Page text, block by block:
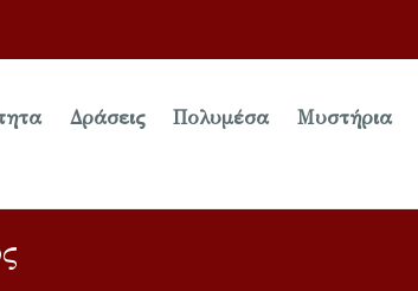
Δράσεις Πολυμέσα Μυστήρια